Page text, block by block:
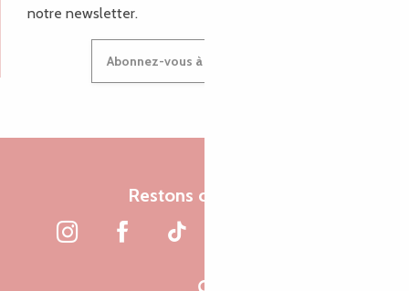
notre newsletter.
Abonnez-vous à notre newsletter
Restons connectés